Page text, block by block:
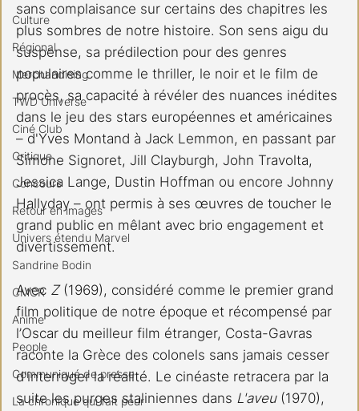
Culture
Régional
Merchandising
TWD Universe
Ciné Club
Critique
Concours
Retour en images
Univers étendu Marvel
Sandrine Bodin
CMCR
Anime
People
Communiqué de presse
La chronique qui fait peur
sans complaisance sur certains des chapitres les
plus sombres de notre histoire. Son sens aigu du
suspense, sa prédilection pour des genres
populaires comme le thriller, le noir et le film de
procès, sa capacité à révéler des nuances inédites
dans le jeu des stars européennes et américaines
– d'Yves Montand à Jack Lemmon, en passant par
Simone Signoret, Jill Clayburgh, John Travolta,
Jessica Lange, Dustin Hoffman ou encore Johnny
Hallyday – ont permis à ses œuvres de toucher le
grand public en mêlant avec brio engagement et
divertissement.
Avec Z (1969), considéré comme le premier grand
film politique de notre époque et récompensé par
l’Oscar du meilleur film étranger, Costa-Gavras
raconte la Grèce des colonels sans jamais cesser
d'interroger la réalité. Le cinéaste retracera par la
suite les purges staliniennes dans L'aveu (1970),